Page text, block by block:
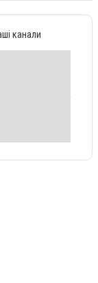
канали